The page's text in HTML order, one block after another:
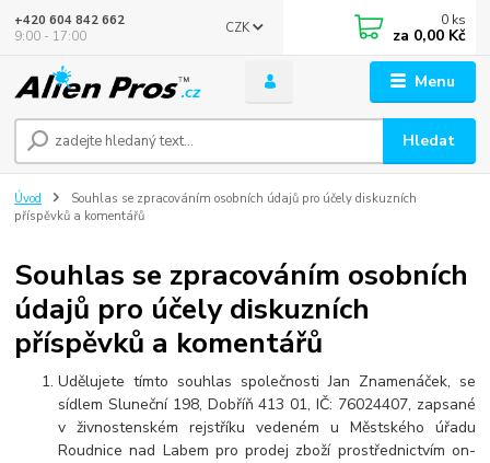
Menu
CZK
Hledat
+420 604 842 662
9:00 - 17:00
0 ks
za 0,00 Kč
Úvod
Souhlas se zpracováním osobních údajů pro účely diskuzních
příspěvků a komentářů
Souhlas se zpracováním osobních
údajů pro účely diskuzních
příspěvků a komentářů
Udělujete tímto souhlas společnosti Jan Znamenáček, se
sídlem Sluneční 198, Dobříň 413 01, IČ: 76024407, zapsané
v živnostenském rejstříku vedeném u Městského úřadu
Roudnice nad Labem pro prodej zboží prostřednictvím on-